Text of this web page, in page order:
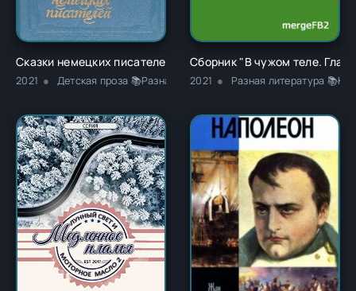
Сказки немецких писателей - Новалис
2021 Детская проза 📚Разная литература
Сборник "В чужом теле.
2021 Разная литература